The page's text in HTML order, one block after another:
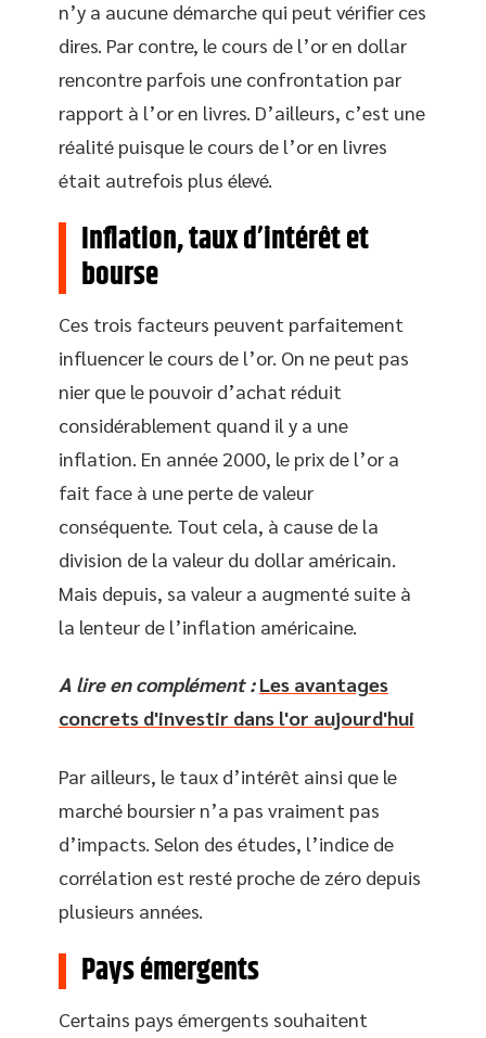
n’y a aucune démarche qui peut vérifier ces
dires. Par contre, le cours de l’or en dollar
rencontre parfois une confrontation par
rapport à l’or en livres. D’ailleurs, c’est une
réalité puisque le cours de l’or en livres
était autrefois plus élevé.
Inflation, taux d’intérêt et
bourse
Ces trois facteurs peuvent parfaitement
influencer le cours de l’or. On ne peut pas
nier que le pouvoir d’achat réduit
considérablement quand il y a une
inflation. En année 2000, le prix de l’or a
fait face à une perte de valeur
conséquente. Tout cela, à cause de la
division de la valeur du dollar américain.
Mais depuis, sa valeur a augmenté suite à
la lenteur de l’inflation américaine.
A lire en complément : Les avantages
concrets d'investir dans l'or aujourd'hui
Par ailleurs, le taux d’intérêt ainsi que le
marché boursier n’a pas vraiment pas
d’impacts. Selon des études, l’indice de
corrélation est resté proche de zéro depuis
plusieurs années.
Pays émergents
Certains pays émergents souhaitent